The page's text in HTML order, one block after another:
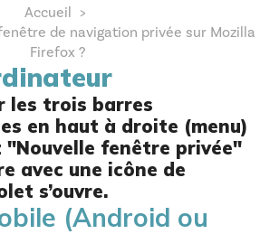
Accueil
de navigation privée sur Mozilla
Firefox ?
les trois barres
en haut à droite (menu)
"Nouvelle fenêtre privée"
avec une icône de
s’ouvre.
(Android ou